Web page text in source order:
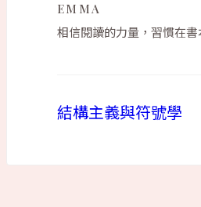
EMMA
相信閱讀的力量，習慣在
結構主義與符號學